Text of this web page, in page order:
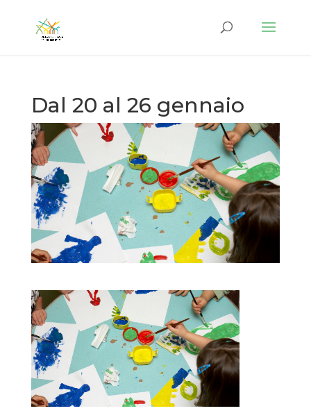
Dal 20 al 26 gennaio